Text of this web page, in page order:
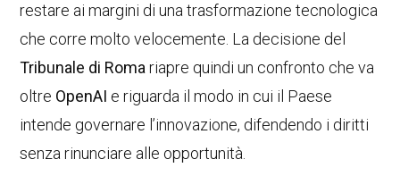
restare ai margini di una trasformazione tecnologica
che corre molto velocemente. La decisione del
Tribunale di Roma riapre quindi un confronto che va
oltre OpenAI e riguarda il modo in cui il Paese
intende governare l’innovazione, difendendo i diritti
senza rinunciare alle opportunità.